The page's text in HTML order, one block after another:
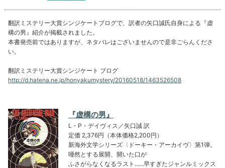
翻訳ミステリー大賞シンジケートブログで、訳者の矢口誠氏自身による『虚
構の男』紹介が掲載されました。
本書発売前ではありますが、ネタバレはございませんので是非ごらんくださ
い。
翻訳ミステリー大賞シンジケート ブログ
http://d.hatena.ne.jp/honyakumystery/20160518/1463526508
『虚構の男』
L・P・デイヴィス／矢口誠 訳
定価 2,376円（本体価格2,200円）
新海外文学シリーズ〈ドーキー・アーカイヴ〉第1弾。
唖然とする展開、開いた口が
ふさがらなくなるラスト......早すぎたジャンルミックス